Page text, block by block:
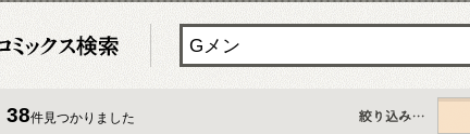
38件見つかりました